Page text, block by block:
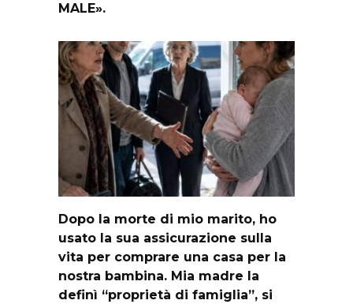
MALE».
Dopo la morte di mio marito, ho
usato la sua assicurazione sulla
vita per comprare una casa per la
nostra bambina. Mia madre la
definì “proprietà di famiglia”, si